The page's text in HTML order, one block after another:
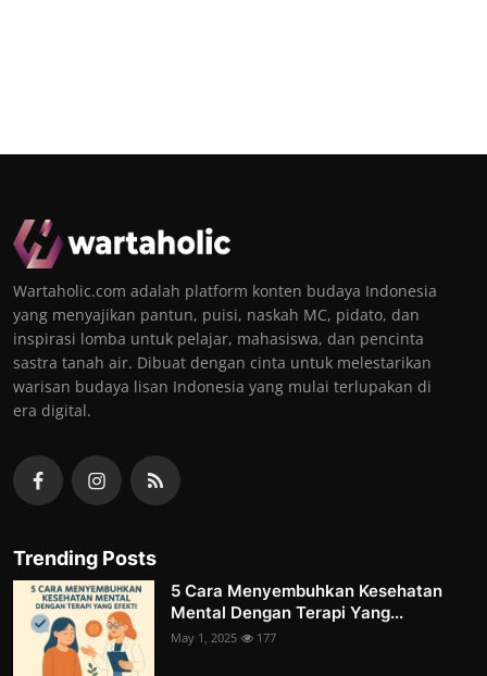
Wartaholic.com adalah platform konten budaya Indonesia
yang menyajikan pantun, puisi, naskah MC, pidato, dan
inspirasi lomba untuk pelajar, mahasiswa, dan pencinta
sastra tanah air. Dibuat dengan cinta untuk melestarikan
warisan budaya lisan Indonesia yang mulai terlupakan di
era digital.
Trending Posts
5 Cara Menyembuhkan Kesehatan
Mental Dengan Terapi Yang...
May 1, 2025 177